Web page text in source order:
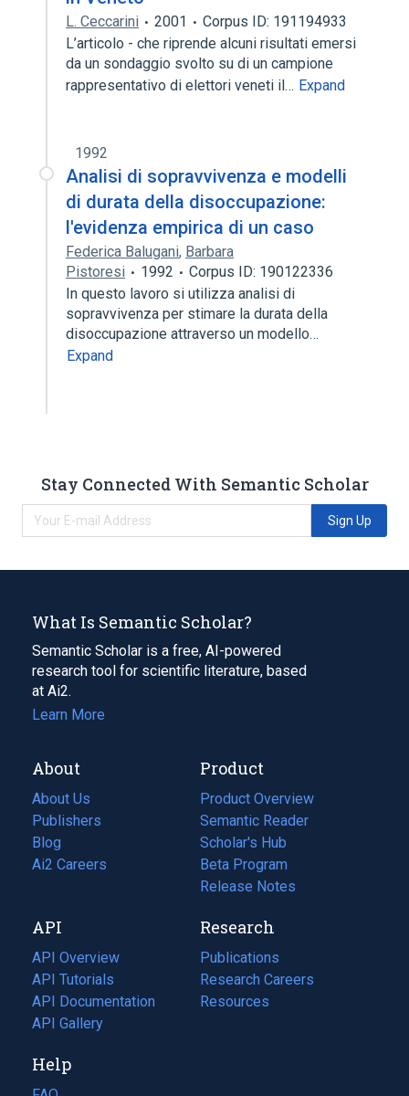
L. Ceccarini 2001
Corpus ID: 191194933
L’articolo - che riprende alcuni risultati emersi
da un sondaggio svolto su di un campione
rappresentativo di elettori veneti il… Expand
1992
Analisi di sopravvivenza e modelli
di durata della disoccupazione:
l'evidenza empirica di un caso
Federica Balugani, Barbara
Pistoresi
1992
Corpus ID: 190122336
In questo lavoro si utilizza analisi di
sopravvivenza per stimare la durata della
disoccupazione attraverso un modello…
Expand
Stay Connected With Semantic Scholar
Sign Up
What Is Semantic Scholar?
Semantic Scholar is a free, AI-powered
research tool for scientific literature, based
at Ai2.
Learn More
About
About Us
Publishers
Blog
(opens
in
tab)
Ai2 Careers
(opens
new
tab)
Product
Product Overview
Semantic Reader
Scholar's Hub
Beta Program
Release Notes
API
API Overview
API Tutorials
API Documentation
(opens
in
new
tab)
API Gallery
Research
Publications
(opens
in
a
Research Careers
(opens
in
Resources
(opens
Help